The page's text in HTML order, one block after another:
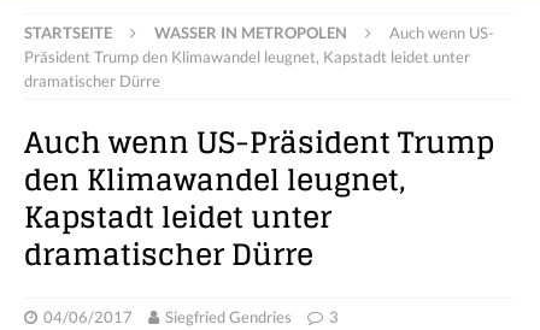
STARTSEITE WASSER IN METROPOLEN
Auch wenn US-
Präsident Trump den Klimawandel leugnet, Kapstadt leidet unter
dramatischer Dürre
Auch wenn US-Präsident Trump
den Klimawandel leugnet,
Kapstadt leidet unter
dramatischer Dürre
04/06/2017 Siegfried Gendries 3